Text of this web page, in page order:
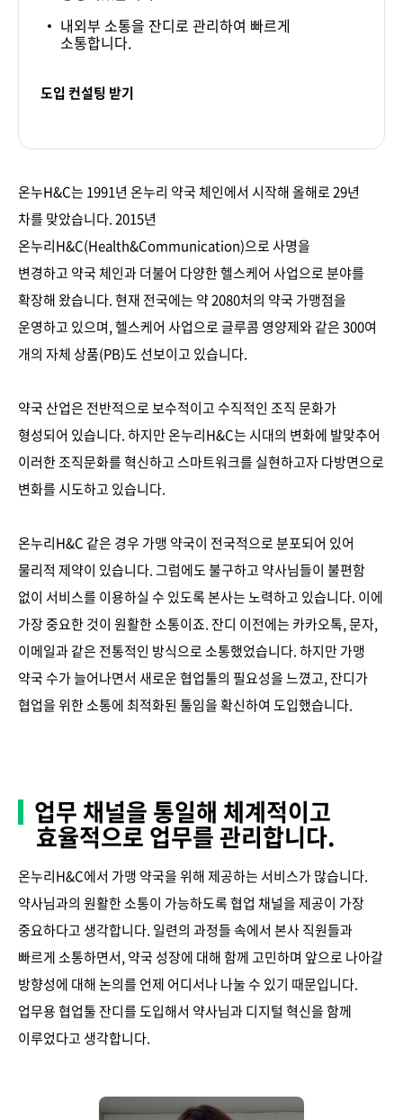
내외부 소통을 잔디로 관리하여 빠르게
소통합니다.
도입 컨설팅 받기
온누H&C는 1991년 온누리 약국 체인에서 시작해 올해로 29년
차를 맞았습니다. 2015년
온누리H&C(Health&Communication)으로 사명을
변경하고 약국 체인과 더불어 다양한 헬스케어 사업으로 분야를
확장해 왔습니다. 현재 전국에는 약 2080처의 약국 가맹점을
운영하고 있으며, 헬스케어 사업으로 글루콤 영양제와 같은 300여
개의 자체 상품(PB)도 선보이고 있습니다.
약국 산업은 전반적으로 보수적이고 수직적인 조직 문화가
형성되어 있습니다. 하지만 온누리H&C는 시대의 변화에 발맞추어
이러한 조직문화를 혁신하고 스마트워크를 실현하고자 다방면으로
변화를 시도하고 있습니다.
온누리H&C 같은 경우 가맹 약국이 전국적으로 분포되어 있어
물리적 제약이 있습니다. 그럼에도 불구하고 약사님들이 불편함
없이 서비스를 이용하실 수 있도록 본사는 노력하고 있습니다. 이에
가장 중요한 것이 원활한 소통이죠. 잔디 이전에는 카카오톡, 문자,
이메일과 같은 전통적인 방식으로 소통했었습니다. 하지만 가맹
약국 수가 늘어나면서 새로운 협업툴의 필요성을 느꼈고, 잔디가
협업을 위한 소통에 최적화된 툴임을 확신하여 도입했습니다.
업무 채널을 통일해 체계적이고
효율적으로 업무를 관리합니다.
온누리H&C에서 가맹 약국을 위해 제공하는 서비스가 많습니다.
약사님과의 원활한 소통이 가능하도록 협업 채널을 제공이 가장
중요하다고 생각합니다. 일련의 과정들 속에서 본사 직원들과
빠르게 소통하면서, 약국 성장에 대해 함께 고민하며 앞으로 나아갈
방향성에 대해 논의를 언제 어디서나 나눌 수 있기 때문입니다.
업무용 협업툴 잔디를 도입해서 약사님과 디지털 혁신을 함께
이루었다고 생각합니다.